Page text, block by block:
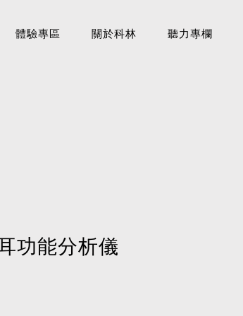
體驗專區 關於科林 聽力專欄
功能分析儀